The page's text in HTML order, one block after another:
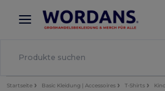
× Wordans App
Bessere Preise in der App!
Startseite Basic Kleidung | Accessoires T-Shirts